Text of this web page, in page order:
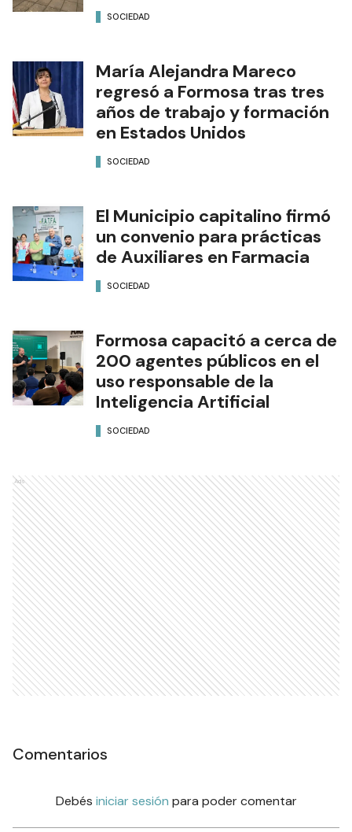
SOCIEDAD
María Alejandra Mareco
regresó a Formosa tras tres
años de trabajo y formación
en Estados Unidos
SOCIEDAD
El Municipio capitalino firmó
un convenio para prácticas
de Auxiliares en Farmacia
SOCIEDAD
Formosa capacitó a cerca de
200 agentes públicos en el
uso responsable de la
Inteligencia Artificial
SOCIEDAD
Ads
Comentarios
Debés iniciar sesión para poder comentar